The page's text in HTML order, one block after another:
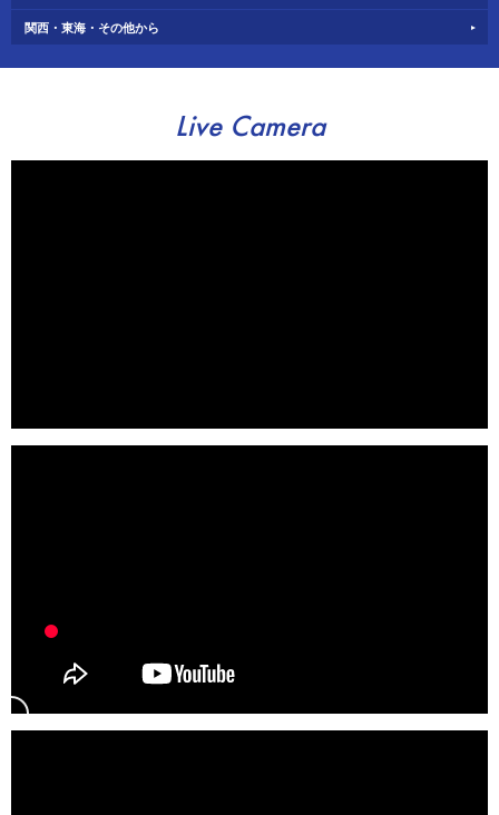
関西・東海・その他から
Live Camera